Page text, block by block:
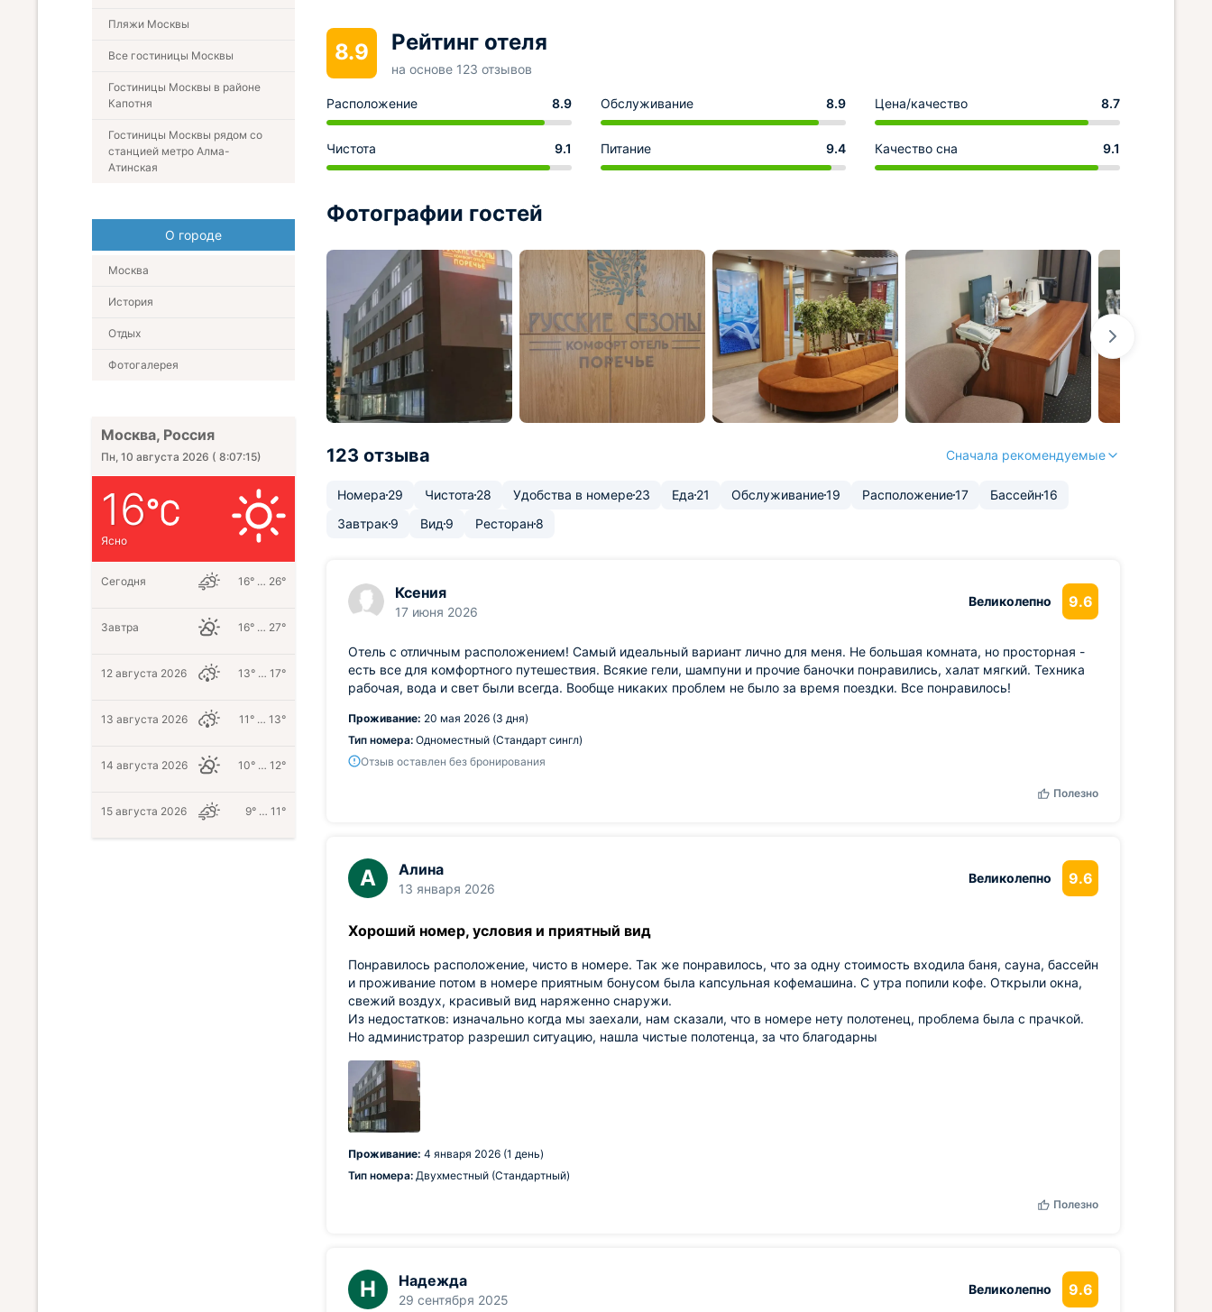
8.9 Рейтинг отеля
на основе 123 отзывов
Расположение 8.9 Обслуживание 8.9 Цена/качество 8.7
Чистота 9.1 Питание 9.4 Качество сна 9.1
Фотографии гостей
123 отзыва Сначала рекомендуемые
Номера 29 Чистота 28 Удобства в номере23 Еда 21 Обслуживание19 Расположение17 Бассейн16
Завтрак 9 Вид 9 Ресторан 8
Ксения
17 июня 2026
Великолепно 9.6
Отель с отличным расположением! Самый идеальный вариант лично для меня. Не большая комната, но просторная -
есть все для комфортного путешествия. Всякие гели, шампуни и прочие баночки понравились, халат мягкий. Техника
рабочая, вода и свет были всегда. Вообще никаких проблем не было за время поездки. Все понравилось!
Проживание: 20 мая 2026 (3 дня)
Тип номера: Одноместный (Стандарт сингл)
Отзыв оставлен без бронирования
Полезно
А Алина
13 января 2026
Великолепно 9.6
Хороший номер, условия и приятный вид
Понравилось расположение, чисто в номере. Так же понравилось, что за одну стоимость входила баня, сауна, бассейн
и проживание потом в номере приятным бонусом была капсульная кофемашина. С утра попили кофе. Открыли окна,
свежий воздух, красивый вид наряженно снаружи.
Из недостатков: изначально когда мы заехали, нам сказали, что в номере нету полотенец, проблема была с прачкой.
Но администратор разрешил ситуацию, нашла чистые полотенца, за что благодарны
Проживание: 4 января 2026 (1 день)
Тип номера: Двухместный (Стандартный)
Полезно
Н Надежда
29 сентября 2025
Великолепно 9.6
Пляжи Москвы
Все гостиницы Москвы
Гостиницы Москвы в районе
Капотня
Гостиницы Москвы рядом со
станцией метро Алма-
Атинская
О городе
Москва
История
Отдых
Фотогалерея
Москва, Россия
Пн, 10 августа 2026 ( 8:07:16)
16
Ясно
Сегодня 16° … 26°
Завтра 16° … 27°
12 августа 2026 13° … 17°
13 августа 2026 11° … 13°
14 августа 2026 10° … 12°
15 августа 2026 9° … 11°